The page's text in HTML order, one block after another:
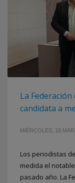
La
candidata a
MIÉRCOLES, 18
Los periodistas
medida el
pasado año. La